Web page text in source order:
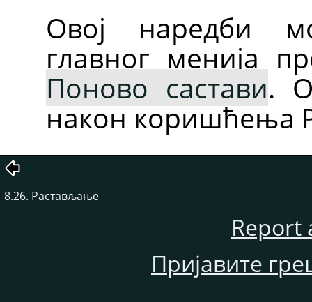
Овој наредби
главног менија
Поново састави.
након коришћења
8.26. Растављање
Report
Пријавите